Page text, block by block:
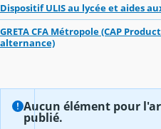
Dispositif ULIS au lycée et aides
GRETA CFA Métropole (CAP
alternance)
Aucun élément pour
publié.